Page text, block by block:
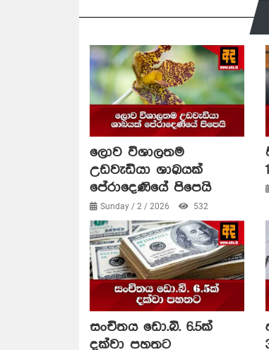
ලොව විශාලතම
උඩවැඩියා ශාඛයක්
පේරාදෙණියේ පිපෙයි
Sunday / 2 / 2026 532
සංචිතය ඩො.බි. 6.5ක්
දක්වා පහතට